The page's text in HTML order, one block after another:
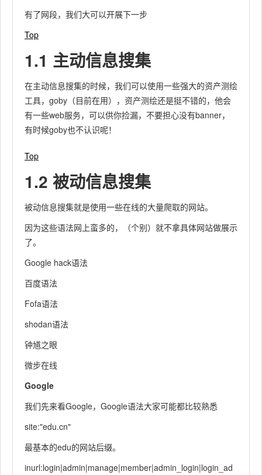
有了网段，我们大可以开展下一步
Top
1.1 主动信息搜集
在主动信息搜集的时候，我们可以使用一些强大的资产测绘
工具，goby（目前在用），资产测绘还是挺不错的，他会
有一些web服务，可以供你捡漏，不要担心没有banner，
有时候goby也不认识呢！
Top
1.2 被动信息搜集
被动信息搜集就是使用一些在线的大量爬取的网站。
因为这些语法网上蛮多的，（个别）就不拿具体网站做展示
了。
Google hack语法
百度语法
Fofa语法
shodan语法
钟馗之眼
微步在线
Google
我们先来看Google，Google语法大家可能都比较熟悉
site:"edu.cn"
最基本的edu的网站后缀。
inurl:login|admin|manage|member|admin_login|login_ad